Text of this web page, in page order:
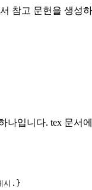
참고 문헌을 생
나입니다. tex 문서
시.}